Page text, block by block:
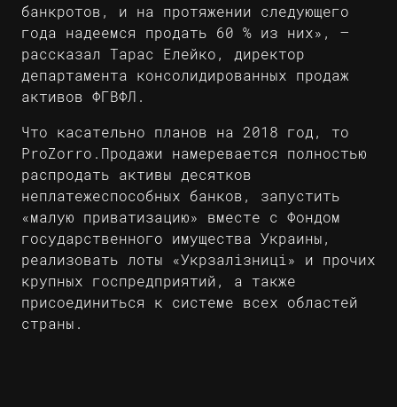
банкротов, и на протяжении следующего
года надеемся продать 60 % из них», –
рассказал Тарас Елейко, директор
департамента консолидированных продаж
активов ФГВФЛ.
Что касательно планов на 2018 год, то
ProZorro.Продажи намеревается полностью
распродать активы десятков
неплатежеспособных банков, запустить
«малую приватизацию» вместе с Фондом
государственного имущества Украины,
реализовать лоты «Укрзалізниці» и прочих
крупных госпредприятий, а также
присоединиться к системе всех областей
страны.